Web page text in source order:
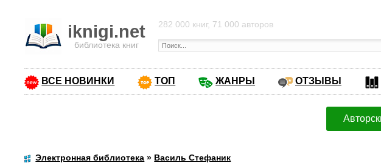
iknigi.net
библиотека книг
282 000 книг, 71 000 авторов
ВСЕ НОВИНКИ ТОП ЖАНРЫ ОТЗЫВЫ
Электронная библиотека » Василь Стефаник